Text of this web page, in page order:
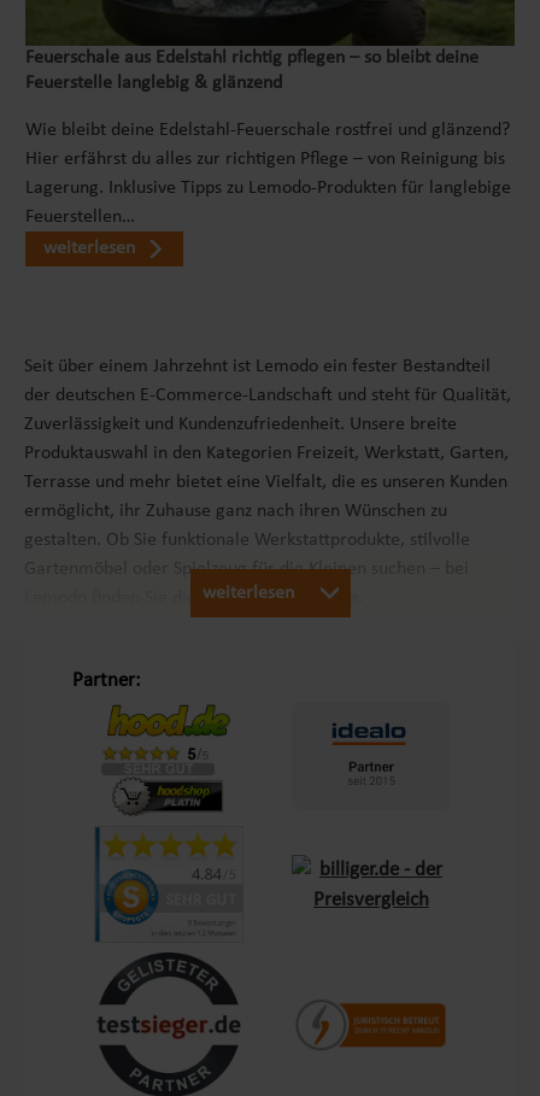
Feuerschale aus Edelstahl richtig pflegen – so bleibt deine
Feuerstelle langlebig & glänzend
Wie bleibt deine Edelstahl-Feuerschale rostfrei und glänzend?
Hier erfährst du alles zur richtigen Pflege – von Reinigung bis
Lagerung. Inklusive Tipps zu Lemodo-Produkten für langlebige
Feuerstellen…
weiterlesen
Seit über einem Jahrzehnt ist Lemodo ein fester Bestandteil
der deutschen E-Commerce-Landschaft und steht für Qualität,
Zuverlässigkeit und Kundenzufriedenheit. Unsere breite
Produktauswahl in den Kategorien Freizeit, Werkstatt, Garten,
Terrasse und mehr bietet eine Vielfalt, die es unseren Kunden
ermöglicht, ihr Zuhause ganz nach ihren Wünschen zu
gestalten. Ob Sie funktionale Werkstattprodukte, stilvolle
Gartenmöbel oder Spielzeug für die Kleinen suchen – bei
Lemodo finden Sie die passenden Produkte.
Mit dem Leitsatz „Schöner Leben in Haus und Garten“ ist es
unser Ziel, das Einkaufserlebnis unserer Kunden in Europa so
angenehm wie möglich zu gestalten. Durch unsere
EigenmarkenLemodo
genau auf die Bedürfnisse unserer Kunden abgestimmt sind.
Diese Marken stehen für Qualität und Funktionalität und
lassen keine Wünsche offen – sei es im Bereich Terrasse,
Outdoor oder Living.
Kundenzufriedenheit und Service aus Deutschland
Mit einem zentralen Standort in Bechhofen, im Herzen
weiterlesen
Partner: